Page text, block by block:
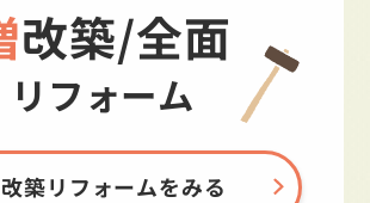
増改築/全面
リフォーム
築リフォームをみる